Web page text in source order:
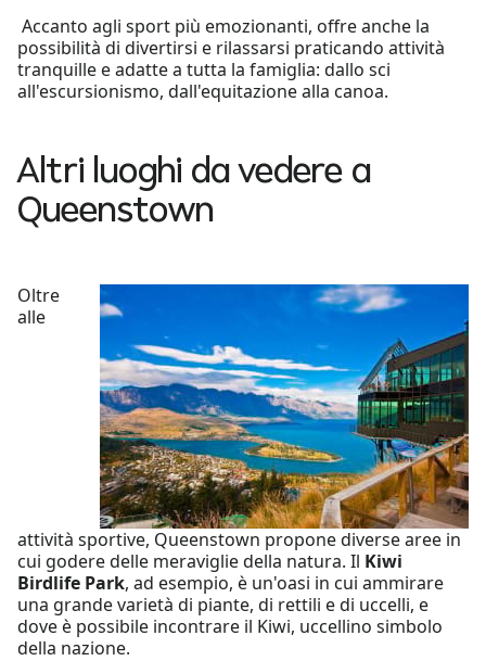
Accanto agli sport più emozionanti, offre anche la
possibilità di divertirsi e rilassarsi praticando attività
tranquille e adatte a tutta la famiglia: dallo sci
all'escursionismo, dall'equitazione alla canoa.
Altri luoghi da vedere a
Queenstown
Oltre
alle
attività sportive, Queenstown propone diverse aree in
cui godere delle meraviglie della natura. Il Kiwi
Birdlife Park, ad esempio, è un'oasi in cui ammirare
una grande varietà di piante, di rettili e di uccelli, e
dove è possibile incontrare il Kiwi, uccellino simbolo
della nazione.